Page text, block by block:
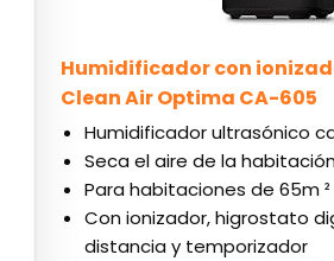
Humidificador con
Clean Air Optima CA-605
Humidificador ultrasónico
Seca el aire de la habitación
Para habitaciones de 65m ²
Con ionizador, higrostato
distancia y temporizador